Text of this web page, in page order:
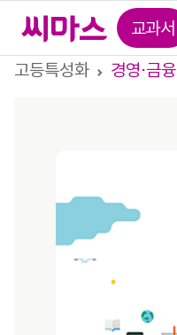
교과서
고등특성화
경영⋅금융